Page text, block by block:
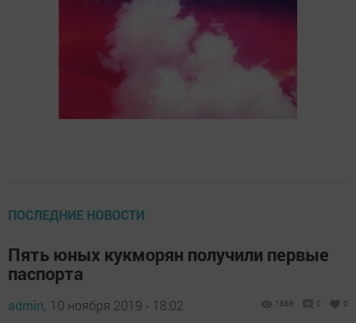
ПОСЛЕДНИЕ НОВОСТИ
Пять юных кукморян получили первые
паспорта
admin, 10 ноября 2019 - 18:02 1686 0 0